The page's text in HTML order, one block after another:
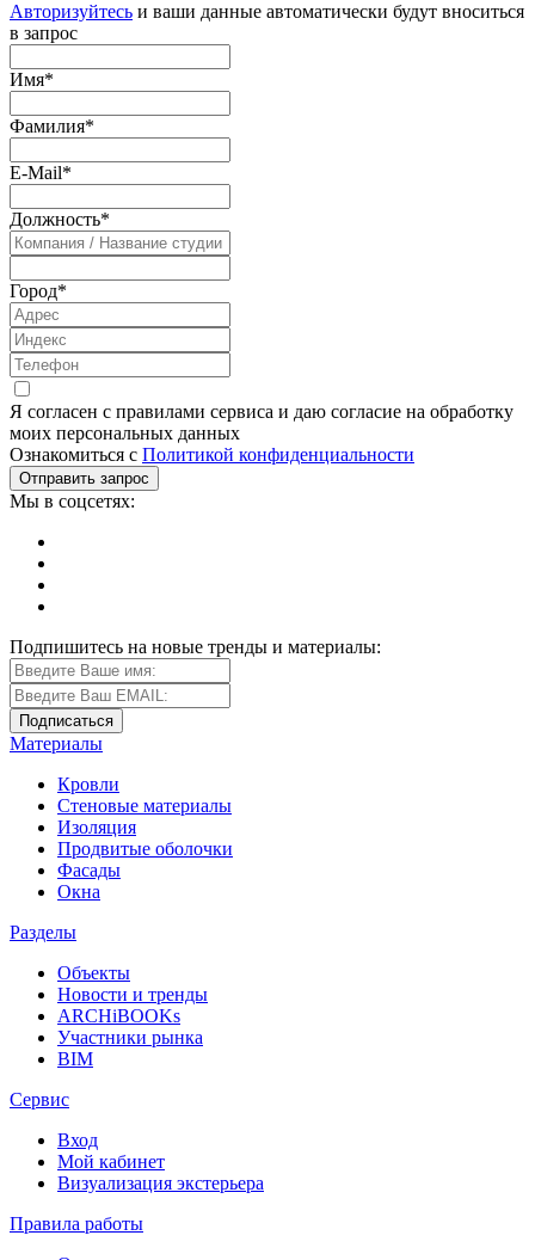
Авторизуйтесь и ваши данные автоматически будут вноситься
в запрос
Имя*
Фамилия*
E-Mail*
Должность*
Город*
Я согласен с правилами сервиса и даю согласие на обработку
моих персональных данных
Ознакомиться с Политикой конфиденциальности
Мы в соцсетях:
Подпишитесь на новые тренды и материалы:
Материалы
Кровли
Стеновые материалы
Изоляция
Продвитые оболочки
Фасады
Окна
Разделы
Объекты
Новости и тренды
ARCHiBOOKs
Участники рынка
BIM
Сервис
Вход
Мой кабинет
Визуализация экстерьера
Правила работы